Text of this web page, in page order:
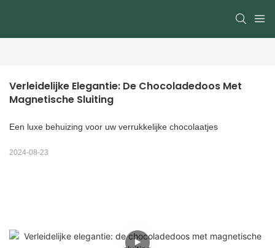
Verleidelijke Elegantie: De Chocoladedoos Met
Magnetische Sluiting
Een luxe behuizing voor uw verrukkelijke chocolaatjes
2024-08-23